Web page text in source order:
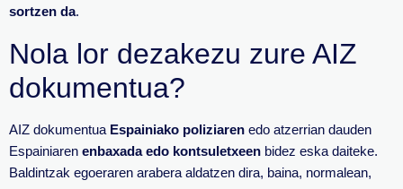
sortzen da.
Nola lor dezakezu zure AIZ
dokumentua?
AIZ dokumentua Espainiako poliziaren edo atzerrian dauden
Espainiaren enbaxada edo kontsuletxeen bidez eska daiteke.
Baldintzak egoeraren arabera aldatzen dira, baina, normalean,